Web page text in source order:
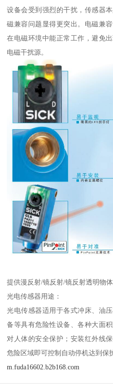
设备会受到强烈的干扰，传感器
磁兼容问题显得更突出。电磁兼
在电磁环境中能正常工作，避免
电磁干扰源。
提供漫反射/镜反射/镜反射透明物
光电传感器用途：
光电传感器适用于各式冲床、油
备等具有危险性设备、各种大面
对人体的安全保护；安装红外线
危险区域即可控制自动停机达到保
m.fuda16602.b2b168.com